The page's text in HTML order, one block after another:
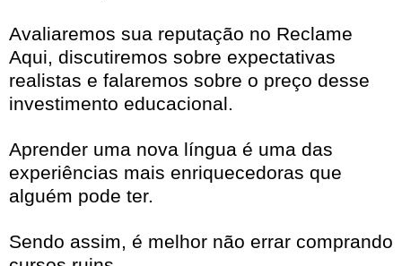
Avaliaremos sua reputação no Reclame
Aqui, discutiremos sobre expectativas
realistas e falaremos sobre o preço desse
investimento educacional.
Aprender uma nova língua é uma das
experiências mais enriquecedoras que
alguém pode ter.
Sendo assim, é melhor não errar comprando